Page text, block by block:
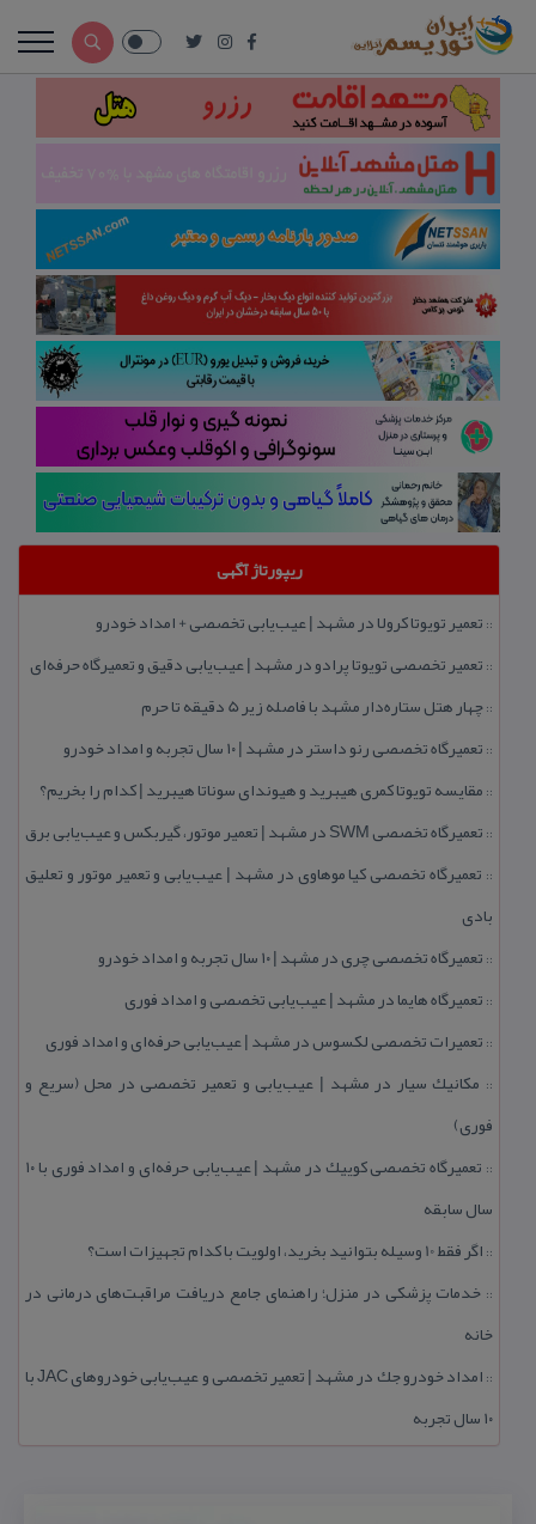
ریپورتاژ آگهی
:: تعمیر تویوتا كرولا در مشهد | عیب‌یابی تخصصی + امداد خودرو
:: تعمیر تخصصی تویوتا پرادو در مشهد | عیب‌یابی دقیق و تعمیرگاه حرفه‌ای
::چهار هتل‌ ستاره‌دار مشهد با فاصله زیر 5 دقیقه تا حرم
:: تعمیرگاه تخصصی رنو داستر در مشهد | ۱۰ سال تجربه و امداد خودرو
:: مقایسه تویوتا كمری هیبرید و هیوندای سوناتا هیبرید | كدام را بخریم؟
:: تعمیرگاه تخصصی SWM در مشهد | تعمیر موتور، گیربكس و عیب‌یابی برق
:: تعمیرگاه تخصصی كیا موهاوی در مشهد | عیب‌یابی و تعمیر موتور و تعلیق
بادی
:: تعمیرگاه تخصصی چری در مشهد | ۱۰ سال تجربه و امداد خودرو
:: تعمیرگاه هایما در مشهد | عیب‌یابی تخصصی و امداد فوری
:: تعمیرات تخصصی لكسوس در مشهد | عیب‌یابی حرفه‌ای و امداد فوری
:: مكانیك سیار در مشهد | عیب‌یابی و تعمیر تخصصی در محل (سریع و
فوری)
::
تعمیرگاه تخصصی كوییك در مشهد | عیب‌یابی حرفه‌ای و امداد فوری با ۱۰
سال سابقه
:: اگر فقط 10 وسیله بتوانید بخرید، اولویت با كدام تجهیزات است؟
:: خدمات پزشكی در منزل؛ راهنمای جامع دریافت مراقبت‌های درمانی در
خانه
::
امداد خودرو جك در مشهد | تعمیر تخصصی و عیب‌یابی خودروهای JAC با
۱۰ سال تجربه